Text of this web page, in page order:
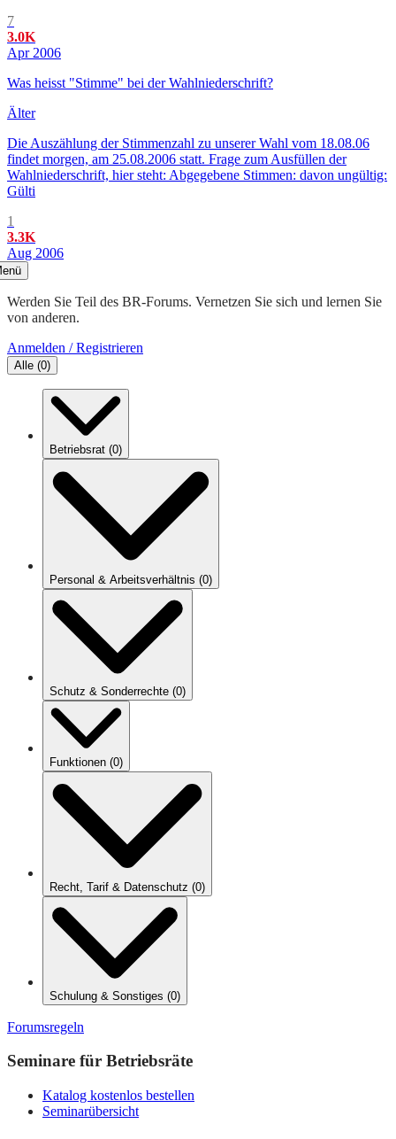
7
3.0K
Apr 2006
Was heisst "Stimme" bei der Wahlniederschrift?
Älter
Die Auszählung der Stimmenzahl zu unserer Wahl vom 18.08.06
findet morgen, am 25.08.2006 statt. Frage zum Ausfüllen der
Wahlniederschrift, hier steht: Abgegebene Stimmen: davon ungültig:
Gülti
1
3.3K
Aug 2006
Werden Sie Teil des BR-Forums. Vernetzen Sie sich und lernen Sie
von anderen.
Anmelden / Registrieren
Alle (0)
Betriebsrat (0)
Personal & Arbeitsverhältnis (0)
Schutz & Sonderrechte (0)
Funktionen (0)
Recht, Tarif & Datenschutz (0)
Schulung & Sonstiges (0)
Forumsregeln
Seminare für Betriebsräte
Katalog kostenlos bestellen
Seminarübersicht